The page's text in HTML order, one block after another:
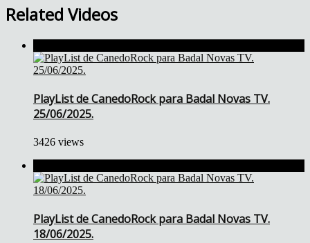
Related Videos
PlayList de CanedoRock para Badal Novas TV.
25/06/2025.
3426 views
PlayList de CanedoRock para Badal Novas TV.
18/06/2025.